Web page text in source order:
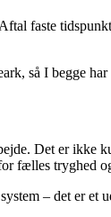
faste
så I begge
Det er ikke
fælles tryghed
– det er et